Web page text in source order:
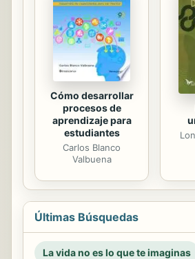
Cómo desarrollar
procesos de
aprendizaje para
estudiantes
Carlos Blanco
Valbuena
Últimas Búsquedas
La vida no es lo que te imaginas